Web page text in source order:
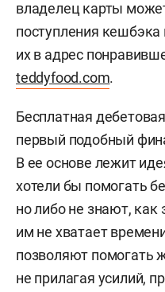
владелец карты
поступления кешбэка
их в адрес
teddyfood.com.
Бесплатная
первый подобный
В ее основе лежит
хотели бы помогать
но либо не знают, как
им не хватает
позволяют помогать
не прилагая усилий,